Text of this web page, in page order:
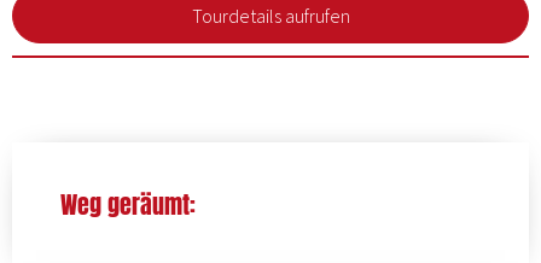
Tourdetails aufrufen
Weg geräumt: